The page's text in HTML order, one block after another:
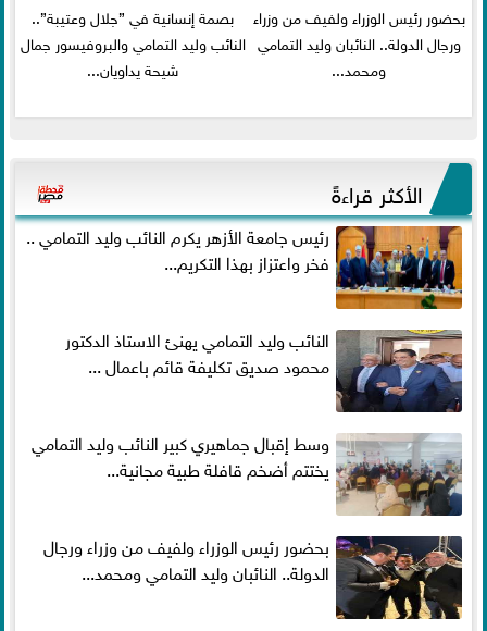
بحضور رئيس الوزراء ولفيف من وزراء
ورجال الدولة.. النائبان وليد التمامي
ومحمد...
بصمة إنسانية في ”جلال وعتيبة”..
النائب وليد التمامي والبروفيسور جمال
شيحة يداويان...
الأكثر قراءةً
رئيس جامعة الأزهر يكرم النائب وليد التمامي ..
فخر واعتزاز بهذا التكريم...
النائب وليد التمامي يهنئ الاستاذ الدكتور
محمود صديق تكليفة قائم باعمال ...
وسط إقبال جماهيري كبير النائب وليد التمامي
يختتم أضخم قافلة طبية مجانية...
بحضور رئيس الوزراء ولفيف من وزراء ورجال
الدولة.. النائبان وليد التمامي ومحمد...